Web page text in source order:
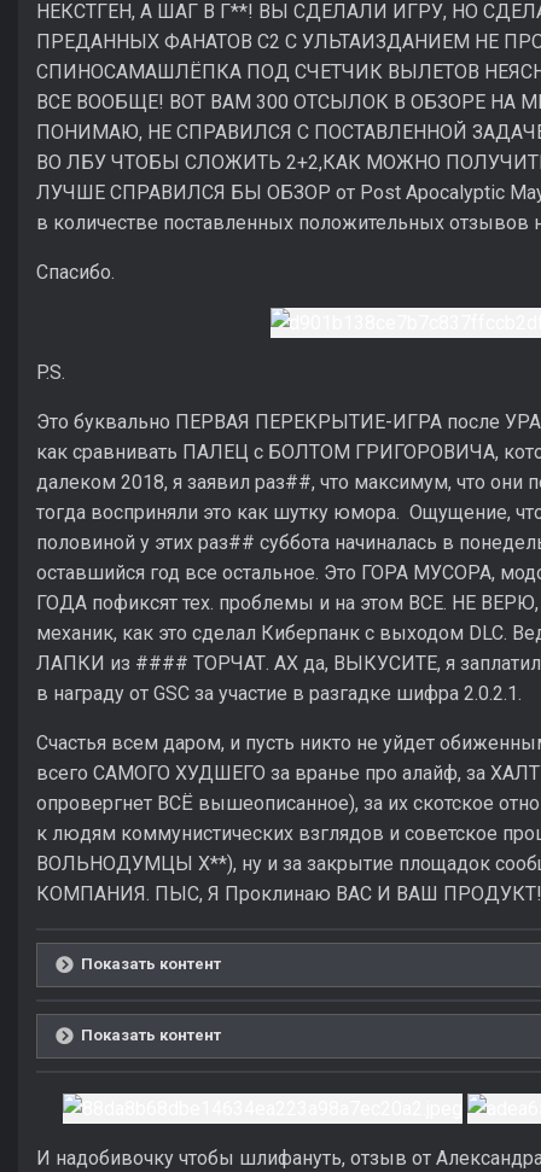
НЕКСТГЕН, А ШАГ В Г**! ВЫ СДЕЛАЛИ ИГРУ, НО
ПРЕДАННЫХ ФАНАТОВ С2 С УЛЬТАИЗДАНИЕМ НЕ
СПИНОСАМАШЛЁПКА ПОД СЧЕТЧИК ВЫЛЕТОВ
ВСЕ ВООБЩЕ! ВОТ ВАМ 300 ОТСЫЛОК В ОБЗОРЕ НА
ПОНИМАЮ, НЕ СПРАВИЛСЯ С ПОСТАВЛЕННОЙ
ВО ЛБУ ЧТОБЫ СЛОЖИТЬ 2+2,КАК МОЖНО
ЛУЧШЕ СПРАВИЛСЯ БЫ ОБЗОР от Post Apocalyptic
в количестве поставленных положительных отзывов
Спасибо.
P.S.
Это буквально ПЕРВАЯ ПЕРЕКРЫТИЕ-ИГРА после
как сравнивать ПАЛЕЦ с БОЛТОМ ГРИГОРОВИЧА,
далеком 2018, я заявил раз##, что максимум, что они
тогда восприняли это как шутку юмора. Ощущение,
половиной у этих раз## суббота начиналась в
оставшийся год все остальное. Это ГОРА МУСОРА,
ГОДА пофиксят тех. проблемы и на этом ВСЕ. НЕ ВЕРЮ,
механик, как это сделал Киберпанк с выходом DLC.
ЛАПКИ из #### ТОРЧАТ. АХ да, ВЫКУСИТЕ, я заплатил
в награду от GSC за участие в разгадке шифра 2.0.2.1.
Счастья всем даром, и пусть никто не уйдет
всего САМОГО ХУДШЕГО за вранье про алайф, за
опровергнет ВСЁ вышеописанное), за их скотское
к людям коммунистических взглядов и советское
ВОЛЬНОДУМЦЫ Х**), ну и за закрытие площадок
КОМПАНИЯ. ПЫС, Я Проклинаю ВАС И ВАШ ПРОДУКТ!
Показать контент
Показать контент
И надобивочку чтобы шлифануть, отзыв от